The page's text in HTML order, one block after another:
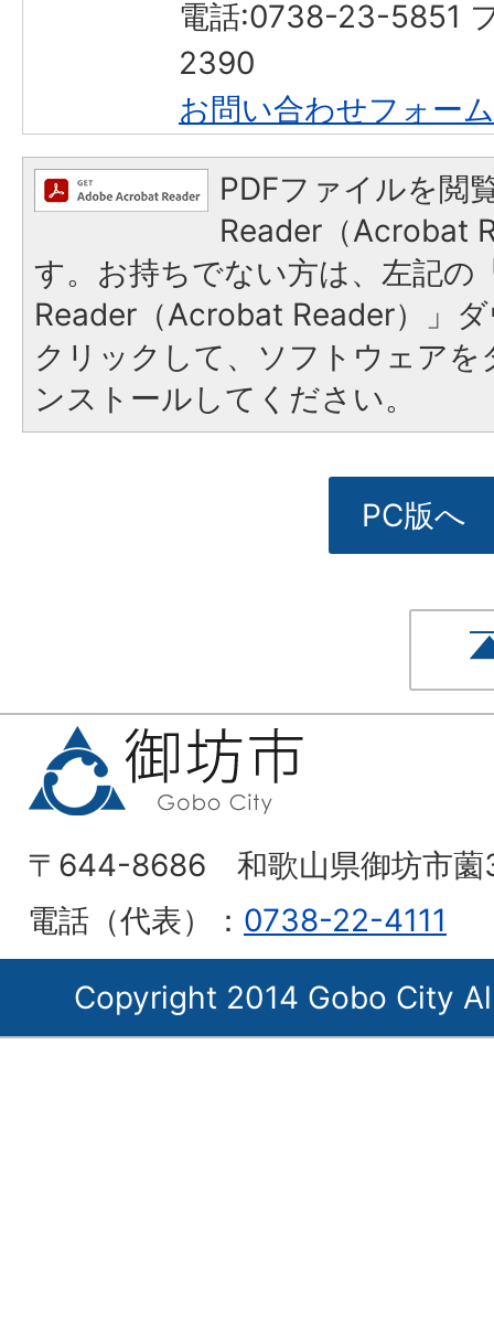
電話:0738-23-5851
2390
お問い合わせフォーム
PDFファイルを閲
Reader（Acrobat
す。お持ちでない方は、左記の
Reader（Acrobat Reader）」
クリックして、ソフトウェア
ンストールしてください。
PC版へ
〒644-8686 和歌山県御坊市薗
電話（代表）： 0738-22-4111
Copyright 2014 Gobo City